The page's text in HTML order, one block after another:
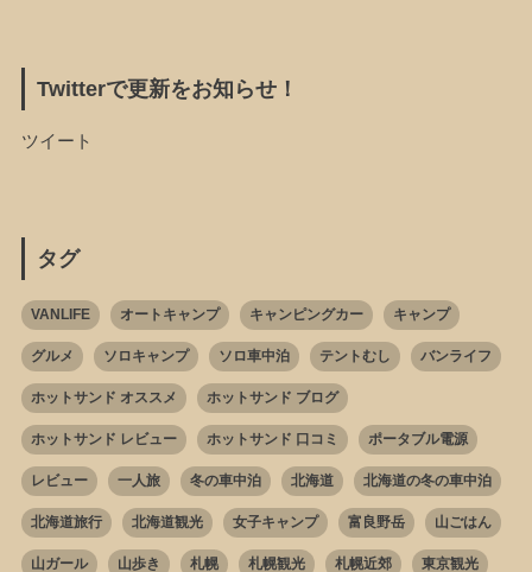
Twitterで更新をお知らせ！
ツイート
タグ
VANLIFE オートキャンプ キャンピングカー キャンプ
グルメ ソロキャンプ ソロ車中泊 テントむし バンライフ
ホットサンド オススメ ホットサンド ブログ
ホットサンド レビュー ホットサンド 口コミ ポータブル電源
レビュー 一人旅 冬の車中泊 北海道 北海道の冬の車中泊
北海道旅行 北海道観光 女子キャンプ 富良野岳 山ごはん
山ガール 山歩き 札幌 札幌観光 札幌近郊 東京観光